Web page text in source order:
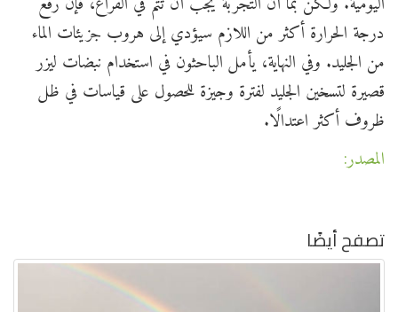
درجة الحرارة أكثر من اللازم سيؤدي إلى هروب جزيئات الماء
من الجليد. وفي النهاية، يأمل الباحثون في استخدام نبضات ليزر
قصيرة لتسخين الجليد لفترة وجيزة للحصول على قياسات في ظل
ظروف أكثر اعتدالًا.
المصدر:
تصفح أيضًا